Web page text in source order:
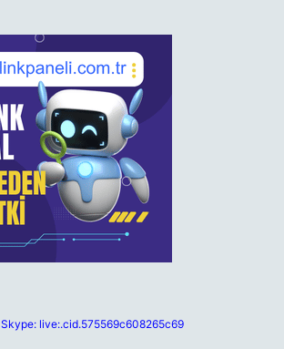
Skype: live:.cid.575569c608265c69